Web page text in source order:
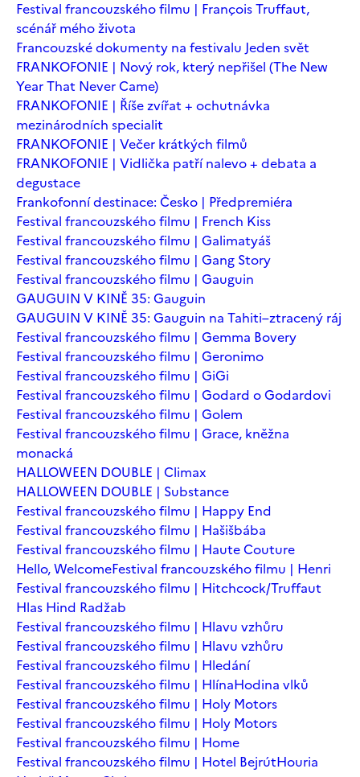
Festival francouzského filmu | François Truffaut,
scénář mého života
Francouzské dokumenty na festivalu Jeden svět
FRANKOFONIE | Nový rok, který nepřišel (The New
Year That Never Came)
FRANKOFONIE | Říše zvířat + ochutnávka
mezinárodních specialit
FRANKOFONIE | Večer krátkých filmů
FRANKOFONIE | Vidlička patří nalevo + debata a
degustace
Frankofonní destinace: Česko | Předpremiéra
Festival francouzského filmu | French Kiss
Festival francouzského filmu | Galimatyáš
Festival francouzského filmu | Gang Story
Festival francouzského filmu | Gauguin
GAUGUIN V KINĚ 35: Gauguin
GAUGUIN V KINĚ 35: Gauguin na Tahiti–ztracený ráj
Festival francouzského filmu | Gemma Bovery
Festival francouzského filmu | Geronimo
Festival francouzského filmu | GiGi
Festival francouzského filmu | Godard o Godardovi
Festival francouzského filmu | Golem
Festival francouzského filmu | Grace, kněžna
monacká
HALLOWEEN DOUBLE | Climax
HALLOWEEN DOUBLE | Substance
Festival francouzského filmu | Happy End
Festival francouzského filmu | Hašišbába
Festival francouzského filmu | Haute Couture
Hello, WelcomeFestival francouzského filmu | Henri
Festival francouzského filmu | Hitchcock/Truffaut
Hlas Hind Radžab
Festival francouzského filmu | Hlavu vzhůru
Festival francouzského filmu | Hlavu vzhůru
Festival francouzského filmu | Hledání
Festival francouzského filmu | HlínaHodina vlků
Festival francouzského filmu | Holy Motors
Festival francouzského filmu | Holy Motors
Festival francouzského filmu | Home
Festival francouzského filmu | Hotel BejrútHouria